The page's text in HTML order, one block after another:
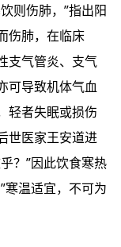
则伤肺，”指出阳
伤肺，在临床
支气管炎、支气
可导致机体气血
轻者失眠或损伤
世医家王安道进
？”因此饮食寒热
寒温适宜，不可为